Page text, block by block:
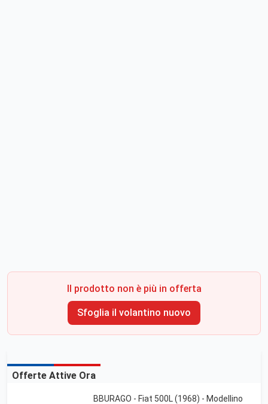
Il prodotto non è più in offerta
Sfoglia il volantino nuovo
Offerte Attive Ora
BBURAGO - Fiat 500L (1968) - Modellino